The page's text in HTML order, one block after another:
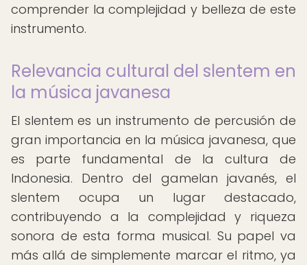
comprender la complejidad y belleza de este
instrumento.
Relevancia cultural del slentem en
la música javanesa
El slentem es un instrumento de percusión de
gran importancia en la música javanesa, que
es parte fundamental de la cultura de
Indonesia. Dentro del gamelan javanés, el
slentem ocupa un lugar destacado,
contribuyendo a la complejidad y riqueza
sonora de esta forma musical. Su papel va
más allá de simplemente marcar el ritmo, ya